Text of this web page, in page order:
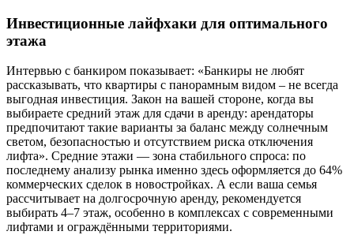
Инвестиционные лайфхаки для оптимального
этажа
Интервью с банкиром показывает: «Банкиры не любят
рассказывать, что квартиры с панорамным видом – не всегда
выгодная инвестиция. Закон на вашей стороне, когда вы
выбираете средний этаж для сдачи в аренду: арендаторы
предпочитают такие варианты за баланс между солнечным
светом, безопасностью и отсутствием риска отключения
лифта». Средние этажи — зона стабильного спроса: по
последнему анализу рынка именно здесь оформляется до 64%
коммерческих сделок в новостройках. А если ваша семья
рассчитывает на долгосрочную аренду, рекомендуется
выбирать 4–7 этаж, особенно в комплексах с современными
лифтами и ограждёнными территориями.